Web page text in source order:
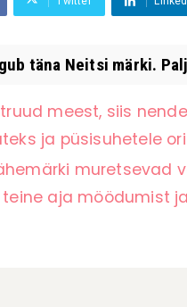
täna Neitsi märki.
meest, siis
ja püsisuhetele
muretsevad
teine aja möödumist